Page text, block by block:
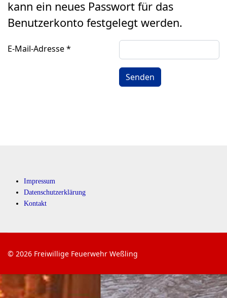
kann ein neues Passwort für das
Benutzerkonto festgelegt werden.
E-Mail-Adresse*
Senden
Impressum
Datenschutzerklärung
Kontakt
© 2026 Freiwillige Feuerwehr Weßling